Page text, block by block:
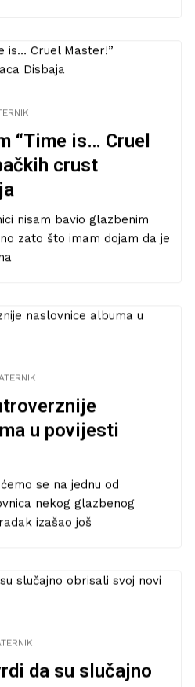
“Time is… Cruel
crust
nisam bavio glazbenim
zato što imam dojam da je
u povijesti
se na jednu od
nekog glazbenog
izašao još
da su slučajno